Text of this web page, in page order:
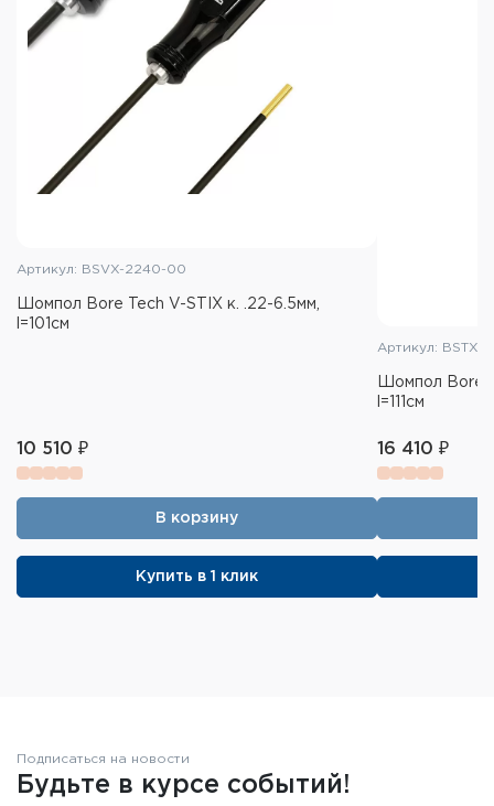
Адаптер SMBA «мама-мама» 8/36-8/32
Артикул: BSVX-2240-00
Шомпол Bore Tech V-STIX к. .22-6.5мм,
l=101см
10 510 ₽
В корзину
Купить в 1 клик
Артикул: BSTX-
Шомпол Bore
l=111см
16 410 ₽
Подписаться на новости
Будьте в курсе событий!